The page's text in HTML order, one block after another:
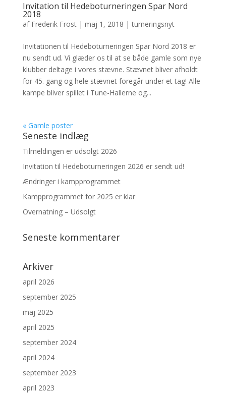
Invitation til Hedeboturneringen Spar Nord
2018
af Frederik Frost| maj 1, 2018 |turneringsnyt
Invitationen til Hedeboturneringen Spar Nord 2018 er
nu sendt ud. Vi glæder os til at se både gamle som nye
klubber deltage i vores stævne. Stævnet bliver afholdt
for 45. gang og hele stævnet foregår under et tag! Alle
kampe bliver spillet i Tune-Hallerne og...
« Gamle poster
Seneste indlæg
Tilmeldingen er udsolgt 2026
Invitation til Hedeboturneringen 2026 er sendt ud!
Ændringer i kampprogrammet
Kampprogrammet for 2025 er klar
Overnatning – Udsolgt
Seneste kommentarer
Arkiver
april 2026
september 2025
maj 2025
april 2025
september 2024
april 2024
september 2023
april 2023